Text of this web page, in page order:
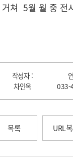
쳐 5월 월 중 전
작성자 :
차인옥
033-
목록 URL